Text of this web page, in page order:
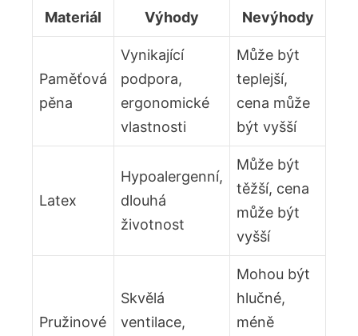
Materiál Výhody Nevýhody
Paměťová
pěna
Vynikající
podpora,
ergonomické
vlastnosti
Může být
teplejší,
cena může
být vyšší
Latex
Hypoalergenní,
dlouhá
životnost
Může být
těžší, cena
může být
vyšší
Pružinové
Skvělá
ventilace,
Mohou být
hlučné,
méně